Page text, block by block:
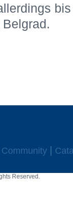
Community
Reserved.